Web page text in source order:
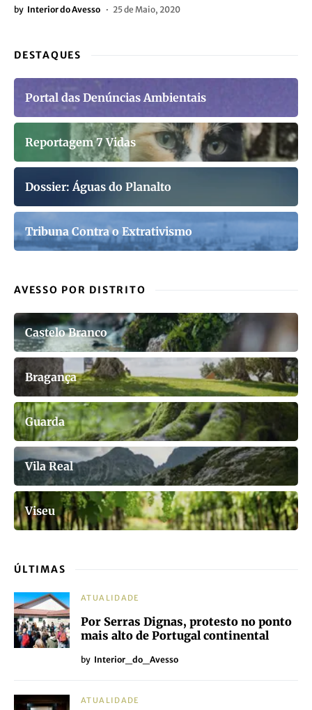
by Interior do Avesso 25 de Maio, 2020
DESTAQUES
Portal das Denúncias Ambientais
Reportagem 7 Vidas
Dossier: Águas do Planalto
Tribuna Contra o Extrativismo
AVESSO POR DISTRITO
Castelo Branco
Bragança
Guarda
Vila Real
Viseu
ÚLTIMAS
ATUALIDADE
Por Serras Dignas, protesto no ponto
mais alto de Portugal continental
by Interior_do_Avesso
ATUALIDADE